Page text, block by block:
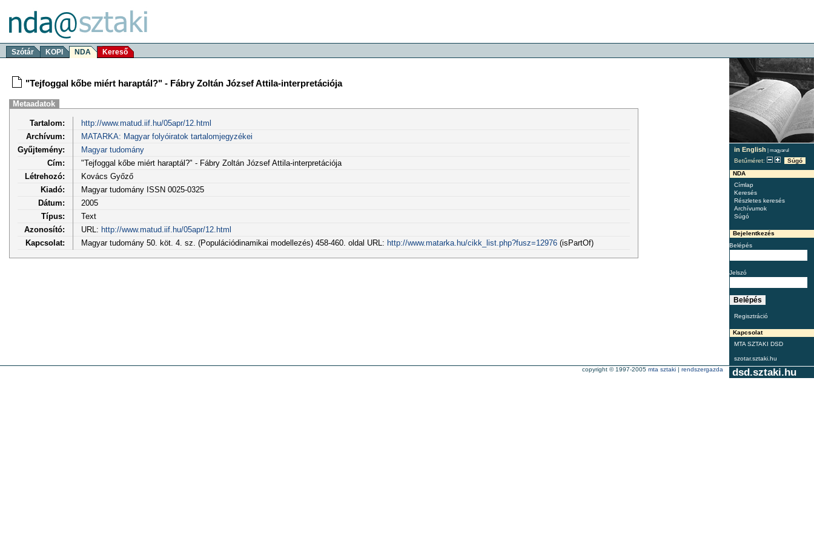
Szótár KOPI NDA Kereső
in English | magyarul
Betűméret:
Súgó
NDA
Címlap
Keresés
Részletes keresés
Archívumok
Súgó
Bejelentkezés
Belépés
Jelszó
Regisztráció
Kapcsolat
MTA SZTAKI DSD
szotar.sztaki.hu
"Tejfoggal kőbe miért haraptál?" - Fábry Zoltán József Attila-interpretációja
Metaadatok
Tartalom:
http://www.matud.iif.hu/05apr/12.html
Archívum:
MATARKA: Magyar folyóiratok tartalomjegyzékei
Gyűjtemény:
Magyar tudomány
Cím:
"Tejfoggal kőbe miért haraptál?" - Fábry Zoltán József Attila-interpretációja
Létrehozó:
Kovács Győző
Kiadó:
Magyar tudomány ISSN 0025-0325
Dátum:
2005
Típus:
Text
Azonosító:
URL: http://www.matud.iif.hu/05apr/12.html
Kapcsolat:
Magyar tudomány 50. köt. 4. sz. (Populációdinamikai modellezés) 458-460. oldal URL: http://www.matarka.hu/cikk_list.php?fusz=12976(isPartOf)
dsd.sztaki.hu
copyright © 1997-2005 mta sztaki | rendszergazda